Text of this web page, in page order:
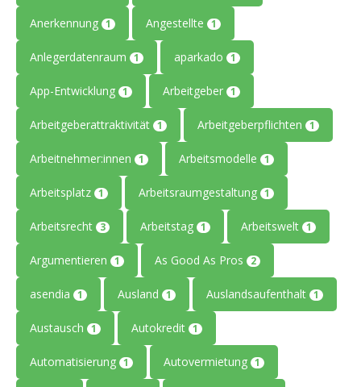
Anerkennung 1 Angestellte 1
Anlegerdatenraum 1 aparkado 1
App-Entwicklung 1 Arbeitgeber 1
Arbeitgeberattraktivität 1 Arbeitgeberpflichten 1
Arbeitnehmer:innen 1 Arbeitsmodelle 1
Arbeitsplatz 1 Arbeitsraumgestaltung 1
Arbeitsrecht 3 Arbeitstag 1 Arbeitswelt 1
Argumentieren 1 As Good As Pros 2
asendia 1 Ausland 1 Auslandsaufenthalt 1
Austausch 1 Autokredit 1
Automatisierung 1 Autovermietung 1